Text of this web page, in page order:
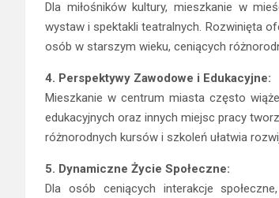
Dla miłośników kultury, mieszkanie w
wystaw i spektakli teatralnych. Rozwinięta
osób w starszym wieku, ceniących
4. Perspektywy Zawodowe i Edukacyjne:
Mieszkanie w centrum miasta często
edukacyjnych oraz innych miejsc pracy
różnorodnych kursów i szkoleń ułatwia
5. Dynamiczne Życie Społeczne:
Dla osób ceniących interakcje